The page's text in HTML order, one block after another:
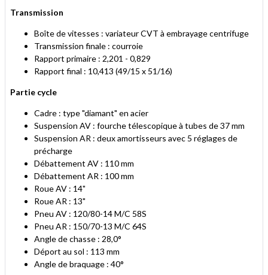
Transmission
Boîte de vitesses : variateur CVT à embrayage centrifuge
Transmission finale : courroie
Rapport primaire : 2,201 - 0,829
Rapport final : 10,413 (49/15 x 51/16)
Partie cycle
Cadre : type "diamant" en acier
Suspension AV : fourche télescopique à tubes de 37 mm
Suspension AR : deux amortisseurs avec 5 réglages de
précharge
Débattement AV : 110 mm
Débattement AR : 100 mm
Roue AV : 14"
Roue AR : 13"
Pneu AV : 120/80-14 M/C 58S
Pneu AR : 150/70-13 M/C 64S
Angle de chasse : 28,0°
Déport au sol : 113 mm
Angle de braquage : 40°